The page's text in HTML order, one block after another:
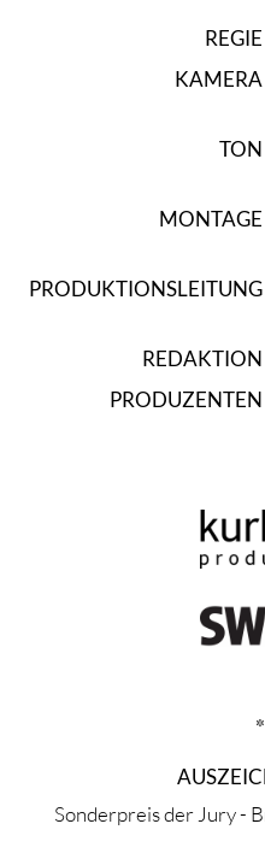
REGIE
KAMERA
TON
MONTAGE
PRODUKTIONS­LEITUNG
REDAKTION
PRODUZENTEN
Sonderpreis der Jury -